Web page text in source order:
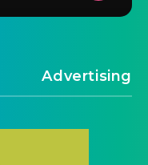
Advertising